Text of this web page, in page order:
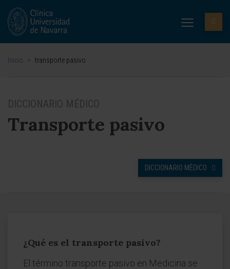
Inicio > transporte pasivo
DICCIONARIO MÉDICO
Transporte pasivo
DICCIONARIO MÉDICO
¿Qué es el transporte pasivo?
El término transporte pasivo en Medicina se